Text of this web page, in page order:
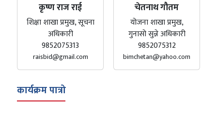
कृष्ण राज राई
शिक्षा शाखा प्रमुख, सूचना
अधिकारी
9852075313
raisbid@gmail.com
चेतनाथ गौतम
योजना शाखा प्रमुख,
गुनासो सुन्ने अधिकारी
9852075312
bimchetan@yahoo.com
कार्यक्रम पात्रो